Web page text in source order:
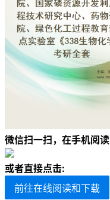
微信扫一扫，在手机阅读
或者直接点击:
前往在线阅读和下载